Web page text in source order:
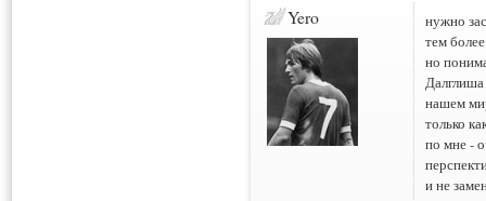
Yero
нужно
тем
но
нашем
только
по мне -
и не